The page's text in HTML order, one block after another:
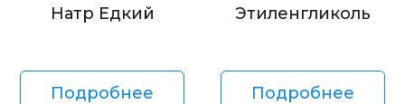
Натр Едкий
Подробнее
Этиленгликоль
Подробнее